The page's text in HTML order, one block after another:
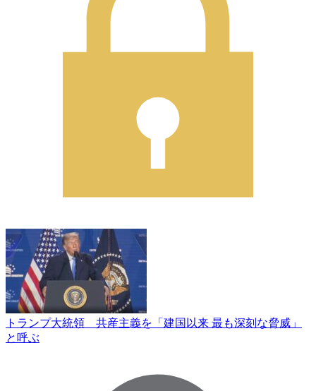
トランプ大統領 共産主義を「建国以来 最も深刻な脅威」
と呼ぶ